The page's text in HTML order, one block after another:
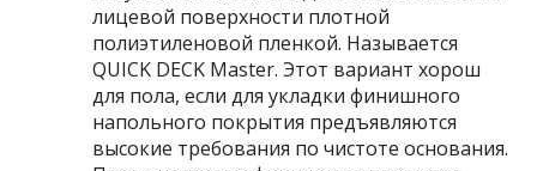
лицевой поверхности плотной
полиэтиленовой пленкой. Называется
QUICK DECK Master. Этот вариант хорош
для пола, если для укладки финишного
напольного покрытия предъявляются
высокие требования по чистоте основания.